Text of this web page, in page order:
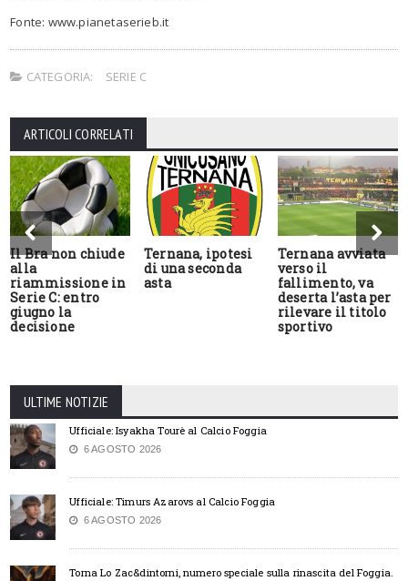
Fonte: www.pianetaserieb.it
CATEGORIA: SERIE C
ARTICOLI CORRELATI
Il Bra non chiude
alla
riammissione in
Serie C: entro
giugno la
decisione
Ternana, ipotesi
di una seconda
asta
Ternana avviata
verso il
fallimento, va
deserta l’asta per
rilevare il titolo
sportivo
ULTIME NOTIZIE
Ufficiale: Isyakha Tourè al Calcio Foggia
6 AGOSTO 2026
Ufficiale: Timurs Azarovs al Calcio Foggia
6 AGOSTO 2026
Torna Lo Zac&dintorni, numero speciale sulla rinascita del Foggia.